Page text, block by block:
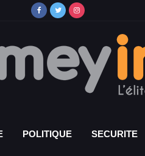
POLITIQUE SECURITE